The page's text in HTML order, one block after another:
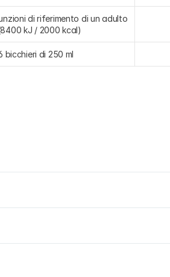
di riferimento di un adulto
kJ / 2000 kcal)
bicchieri di 250 ml